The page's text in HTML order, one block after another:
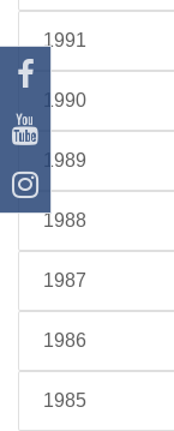
1991
1990
1989
1988
1987
1986
1985